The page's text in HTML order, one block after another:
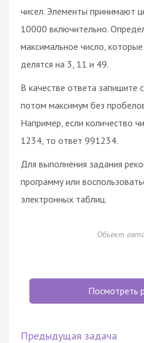
чисел. Элементы принимают
10000 включительно.
максимальное число,
делятся на 3, 11 и 49.
В качестве ответа запишите
потом максимум без
Например, если количество
1234, то ответ 991234.
Для выполнения задания
программу или
электронных таблиц.
Объект
Посмотреть
Предыдущая задача